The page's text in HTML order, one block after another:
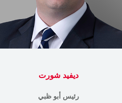
ديفيد شورت
رئيس أبو ظبي